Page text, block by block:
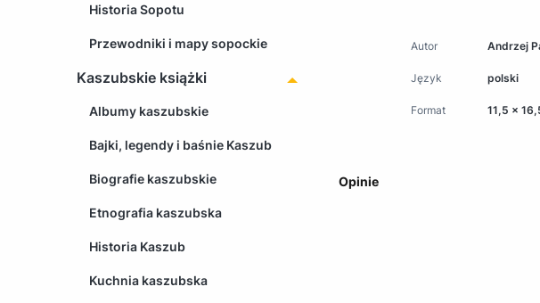
Historia Sopotu
Przewodniki i mapy sopockie
Kaszubskie książki
Albumy kaszubskie
Bajki, legendy i baśnie Kaszub
Biografie kaszubskie
Etnografia kaszubska
Historia Kaszub
Kuchnia kaszubska
Autor Andrzej
Język polski
Format 11,5 x
Opinie